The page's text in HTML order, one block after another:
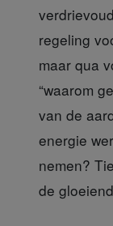
regeling
maar qua
“waarom
van de
energie
nemen?
de